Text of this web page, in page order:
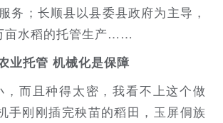
务；长顺县以县委县政府为主导，
亩水稻的托管生产……
业托管 机械化是保障
，而且种得太密，我看不上这个做
手刚刚插完秧苗的稻田，玉屏侗族